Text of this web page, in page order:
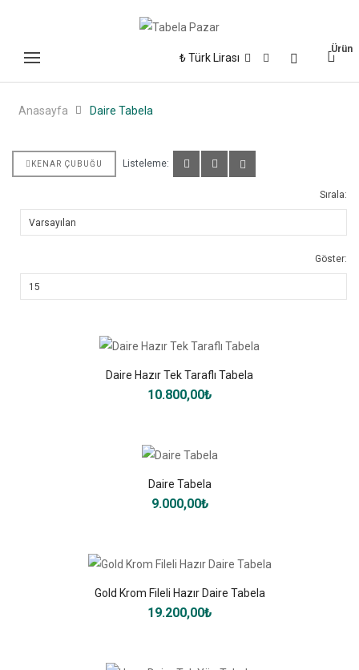
0
Ürün
Anasayfa Daire Tabela
KENAR ÇUBUĞU Listeleme:
Sırala:
Göster:
Daire Hazır Tek Taraflı Tabela
10.800,00₺
Daire Tabela
9.000,00₺
Gold Krom Fileli Hazır Daire Tabela
19.200,00₺